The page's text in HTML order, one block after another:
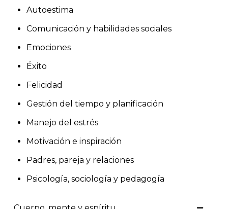
Autoestima
Comunicación y habilidades sociales
Emociones
Éxito
Felicidad
Gestión del tiempo y planificación
Manejo del estrés
Motivación e inspiración
Padres, pareja y relaciones
Psicología, sociología y pedagogía